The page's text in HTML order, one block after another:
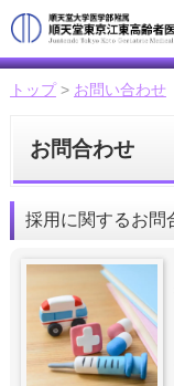
トップ > お問い合わせ
お問合わせ
採用に関するお問